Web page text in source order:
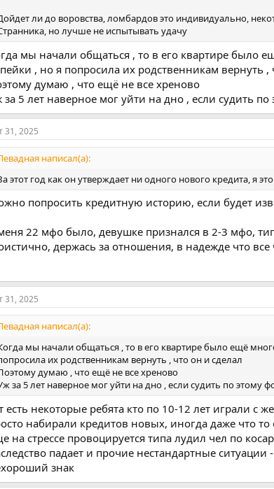
ли до воровства, ломбардов это индивидуально,
но лучше не испытывать удачу
мы начали общаться , то в его квартире было
, но я попросила их родственникам вернуть ,
думаю , что ещё не все хреново
за 5 лет наверное мог уйти на дно , если судить
31, 2025
написал(а):
этот год как он утверждает ни одного нового кредита, я
попросить кредитную историю, если будет
22 мфо было, девушке признался в 2-3 мфо,
держась за отношения, в надежде что
31, 2025
написал(а):
мы начали общаться , то в его квартире было ещё
их родственникам вернуть , что он и сделал
думаю , что ещё не все хреново
за 5 лет наверное мог уйти на дно , если судить по этому
есть некоторые ребята кто по 10-12 лет играли
набирали кредитов новых, иногда даже что
на стрессе провоцируется типа лудил чел по
падает и прочие нестандартные
знак